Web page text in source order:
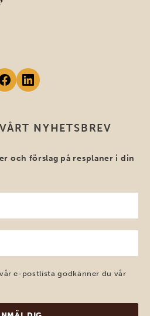
NYHETSBREV
och förslag på resplaner i din
e-postlista godkänner du vår